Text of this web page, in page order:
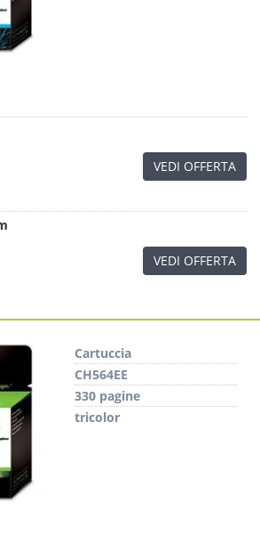
VEDI OFFERTA
VEDI OFFERTA
Cartuccia
CH564EE
330 pagine
tricolor